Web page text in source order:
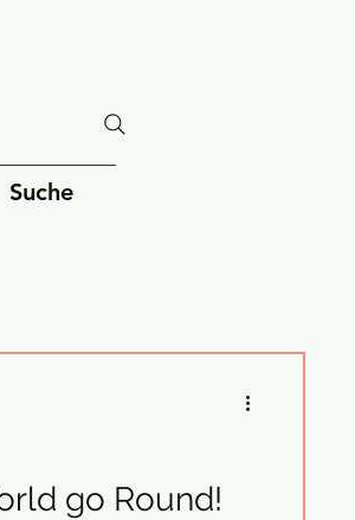
Suche
go Round!